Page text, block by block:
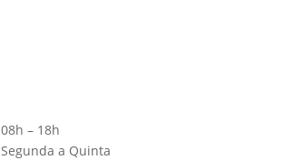
08h – 18h
Segunda a Quinta